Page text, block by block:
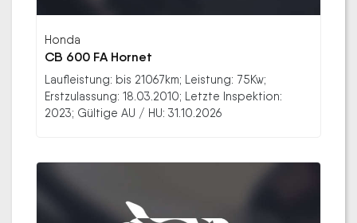
Honda
CB 600 FA Hornet
Laufleistung: bis 21067km; Leistung: 75Kw;
Erstzulassung: 18.03.2010; Letzte Inspektion:
2023; Gültige AU / HU: 31.10.2026